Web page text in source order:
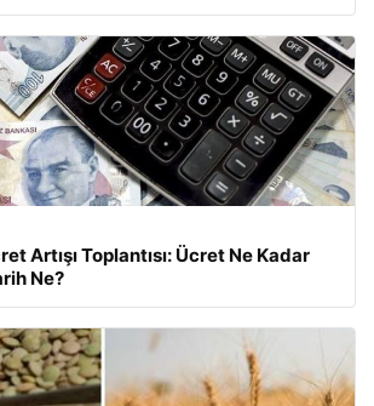
Artışı Toplantısı: Ücret Ne Kadar
Ne?